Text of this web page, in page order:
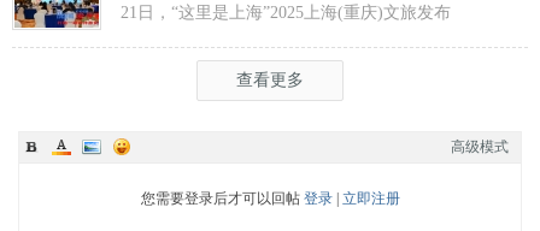
21日，“这里是上海”2025上海(重庆)文旅发布
会在渝举行，全方位展示上海文旅
查看更多
高级模式
您需要登录后才可以回帖 登录| 立即注册